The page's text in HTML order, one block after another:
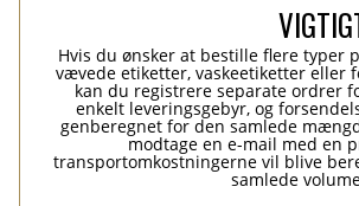
Hvis du ønsker at bestille flere typer
vævede etiketter, vaskeetiketter eller
kan du registrere separate ordrer
enkelt leveringsgebyr, og
genberegnet for den samlede
modtage en e-mail med en
transportomkostningerne vil blive
samlede